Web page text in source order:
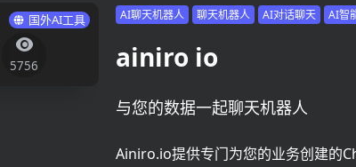
国外AI工具
5756
AI聊天机器人 聊天机器人 AI对话聊天 AI智
ainiro io
与您的数据一起聊天机器人
Ainiro.io提供专门为您的业务创建的